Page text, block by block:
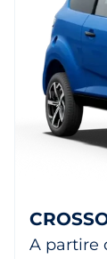
A partire